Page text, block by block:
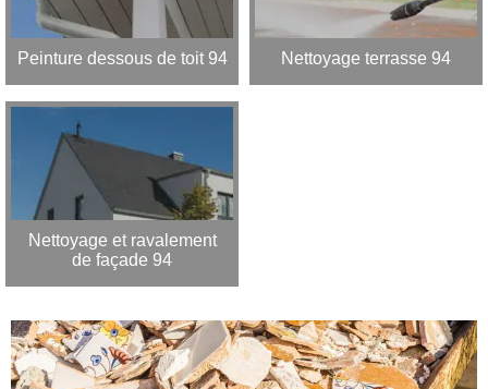
Peinture dessous de toit 94 Nettoyage terrasse 94
Nettoyage et ravalement
de façade 94